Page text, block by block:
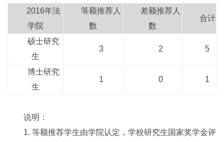
2016年法
学院
等额推荐人
数
差额推荐人
数
合计
硕士研究
生
3 2 5
博士研究
生
1 0 1
说明：
1. 等额推荐学生由学院认定，学校研究生国家奖学金评